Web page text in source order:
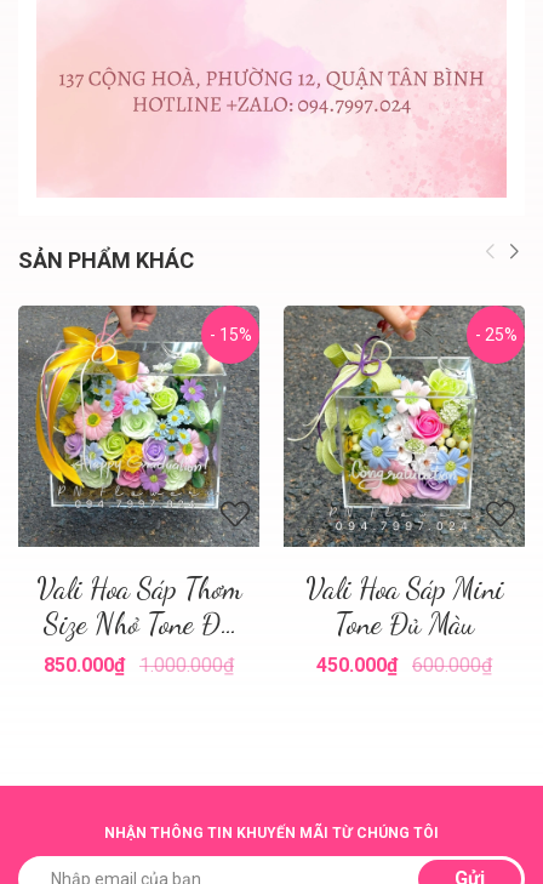
SẢN PHẨM KHÁC
- 15%
Vali Hoa Sáp Thơm
Size Nhỏ Tone Đủ
Màu
850.000₫ 1.000.000₫
- 25%
Vali Hoa Sáp Mini
Tone Đủ Màu
450.000₫ 600.000₫
NHẬN THÔNG TIN KHUYẾN MÃI TỪ CHÚNG TÔI
Gửi